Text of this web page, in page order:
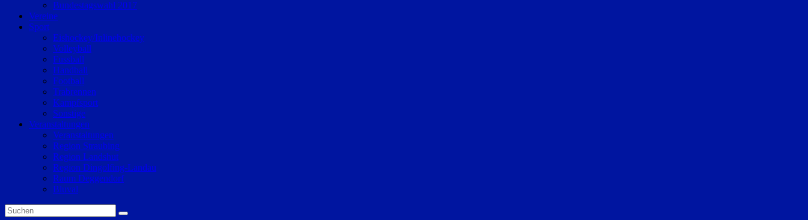
Bundestagswahl 2017
Vereine
Sport
Eishockey/Inlinehockey
Volleyball
Fussball
Handball
Football
Trabrennen
Kampfsport
Sonstige
Veranstaltungen
Veranstaltungen
Region Straubing
Region Landshut
Region Dingolfing-Landau
Raum Deggendorf
Bluval